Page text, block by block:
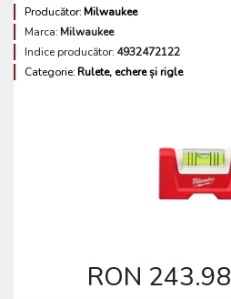
Producător:Milwaukee
Marca:Milwaukee
Indice producător: 4932472122
Categorie:Rulete, echere și rigle
RON 243.98